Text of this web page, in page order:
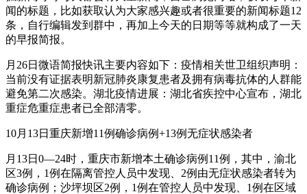
闻的标题，比如获取认为大家感兴趣或者很重要的新闻标题12
条，自行编辑发到群中，再加上今天的日期等等就构成了一天
的早报简报。
月26日微语简报快讯主要内容如下：疫情相关世卫组织声明：
当前没有证据表明新冠肺炎康复患者及拥有病毒抗体的人群能
避免第二次感染。湖北疫情进展：湖北省疾控中心宣布，湖北
重症危重症患者已全部清零。
10月13日重庆新增11例确诊病例+13例无症状感染者
月13日0—24时，重庆市新增本土确诊病例11例，其中，渝北
区3例，1例在隔离管控人员中发现、2例由无症状感染者转为
确诊病例；沙坪坝区2例，1例在管控人员中发现、1例在区域